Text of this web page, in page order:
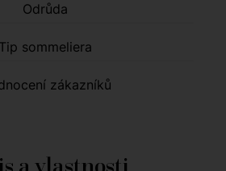
Odrůda
Tip sommeliera
zákazníků